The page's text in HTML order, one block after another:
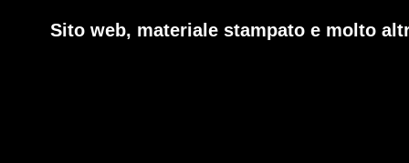
Sito web, materiale stampato e molto